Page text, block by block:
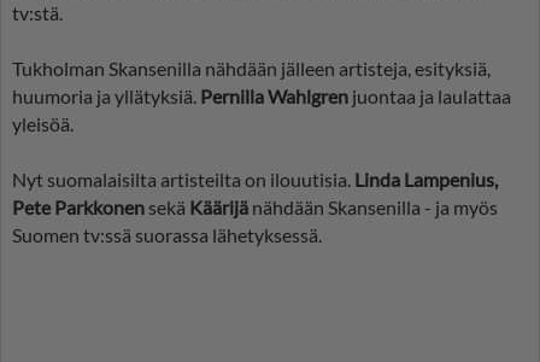
tv:stä.
Tukholman Skansenilla nähdään jälleen artisteja, esityksiä,
huumoria ja yllätyksiä. Pernilla Wahlgren juontaa ja laulattaa
yleisöä.
Nyt suomalaisilta artisteilta on ilouutisia. Linda Lampenius,
Pete Parkkonen sekä Käärijä nähdään Skansenilla - ja myös
Suomen tv:ssä suorassa lähetyksessä.